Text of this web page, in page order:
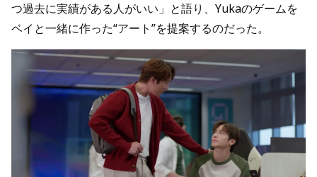
つ過去に実績がある人がいい」と語り、Yukaのゲームを
ベイと一緒に作った“アート”を提案するのだった。